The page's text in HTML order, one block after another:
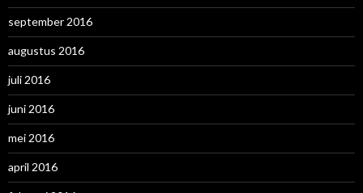
september 2016
augustus 2016
juli 2016
juni 2016
mei 2016
april 2016